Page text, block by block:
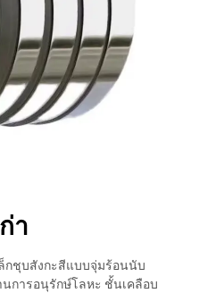
า
กชุบสังกะสีแบบจุ่มร้อนนับ
การอนุรักษ์โลหะ ชั้นเคลือบ